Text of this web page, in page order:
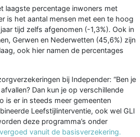
laagste percentage inwoners met
is het aantal mensen met een te hoog
tijd zelfs afgenomen (-1,3%). Ook in
Gerwen en Nederwetten (45,6%) zijn
ook hier namen de percentages
bij Independer: “Ben je
Dan kun je op verschillende
is er in steeds meer gemeenten
Leefstijlinterventie, ook wel GLI
deze programma’s onder
vergoed vanuit de basisverzekering.